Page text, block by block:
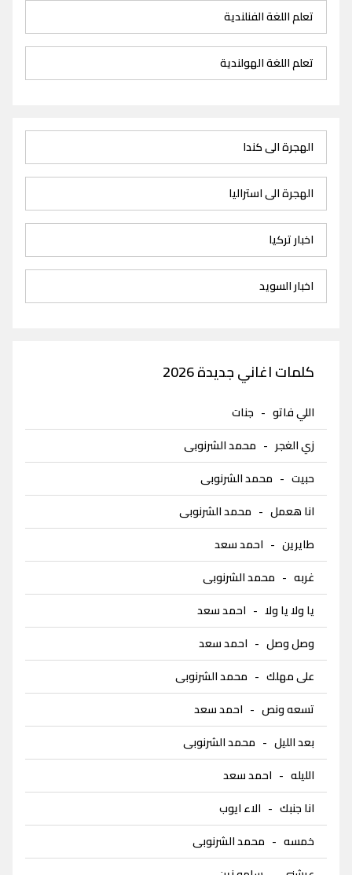
تعلم اللغة الفنلندية
تعلم اللغة الهولندية
الهجرة الى كندا
الهجرة الى استراليا
اخبار تركيا
اخبار السويد
كلمات اغاني جديدة 2026
اللي فاتو - جنات
زي الغجر - محمد الشرنوبى
حبيت - محمد الشرنوبى
انا هعمل - محمد الشرنوبى
طايرين - احمد سعد
غربه - محمد الشرنوبى
يا ولا يا ولا - احمد سعد
وصل وصل - احمد سعد
على مهلك - محمد الشرنوبى
تسعه ونص - احمد سعد
بعد الليل - محمد الشرنوبى
الليله - احمد سعد
انا جنبك - الاء ايوب
خمسه - محمد الشرنوبى